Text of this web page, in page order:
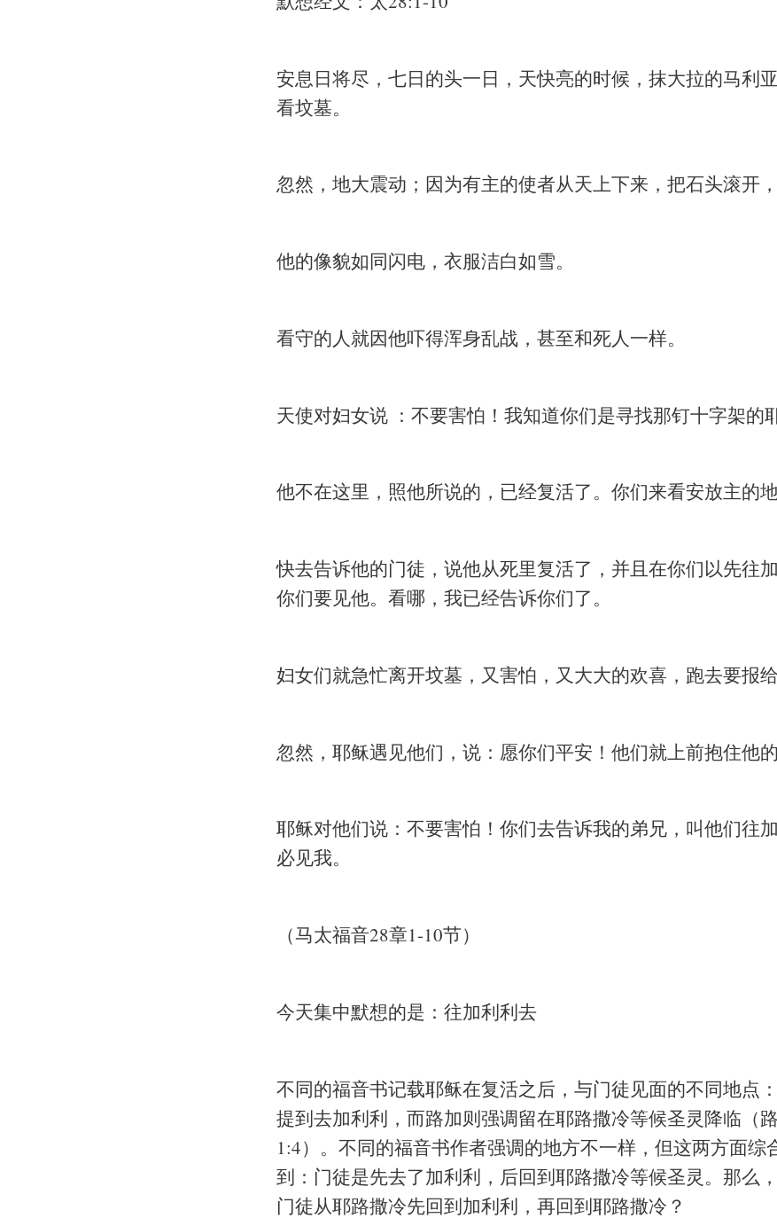
安息日将尽，七日的头一日，天快亮的时候，抹大拉的马利
看坟墓。
忽然，地大震动；因为有主的使者从天上下来，把石头滚开，
他的像貌如同闪电，衣服洁白如雪。
看守的人就因他吓得浑身乱战，甚至和死人一样。
天使对妇女说 ：不要害怕！我知道你们是寻找那钉十字架的耶
他不在这里，照他所说的，已经复活了。你们来看安放主的地
快去告诉他的门徒，说他从死里复活了，并且在你们以先往
你们要见他。看哪，我已经告诉你们了。
妇女们就急忙离开坟墓，又害怕，又大大的欢喜，跑去要报给
忽然，耶稣遇见他们，说：愿你们平安！他们就上前抱住他的
耶稣对他们说：不要害怕！你们去告诉我的弟兄，叫他们往
必见我。
（马太福音28章1-10节）
今天集中默想的是：往加利利去
不同的福音书记载耶稣在复活之后，与门徒见面的不同地点
提到去加利利，而路加则强调留在耶路撒冷等候圣灵降临（
1:4）。不同的福音书作者强调的地方不一样，但这两方面综
到：门徒是先去了加利利，后回到耶路撒冷等候圣灵。那么
门徒从耶路撒冷先回到加利利，再回到耶路撒冷？